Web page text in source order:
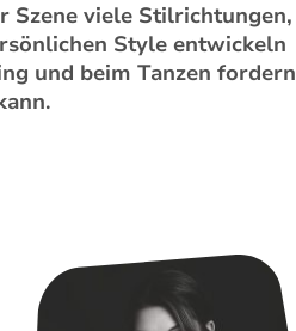
Szene viele Stilrichtungen,
Style entwickeln
und beim Tanzen fordern
.